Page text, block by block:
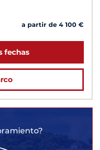
a partir de 4 100 €
fechas